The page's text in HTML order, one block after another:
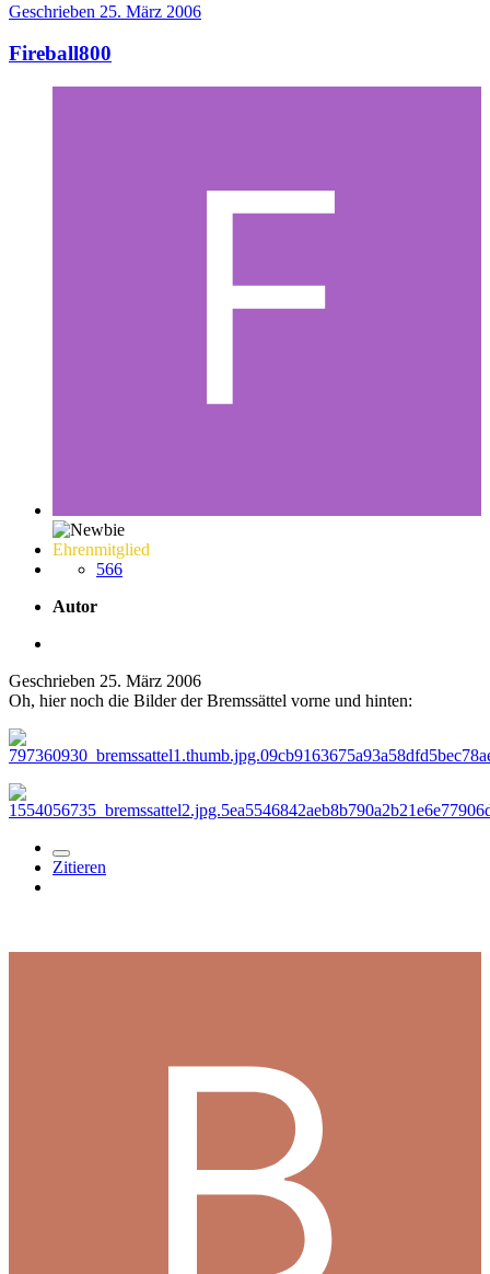
Geschrieben 25. März 2006
Fireball800
Ehrenmitglied
566
Autor
Geschrieben 25. März 2006
Oh, hier noch die Bilder der Bremssättel vorne und hinten:
Zitieren